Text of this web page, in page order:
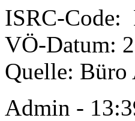
ISRC-Code:
VÖ-Datum:
Quelle: Büro
Admin -